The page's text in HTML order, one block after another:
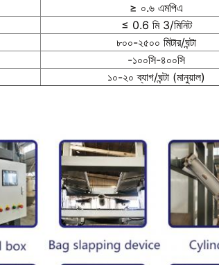
≥ ০.৬ এমপিএ
≤ 0.6 মি 3/মিনিট
৮০০-২৫০০ মিটার/ঘন্টা
-১০০সি-৪০০সি
১০-২০ ব্যাগ/ঘন্টা (মানুয়াল)